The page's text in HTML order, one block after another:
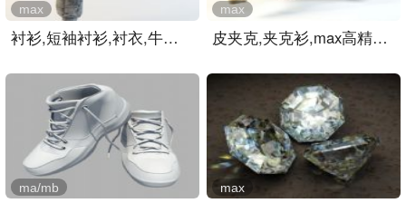
衬衫,短袖衬衫,衬衣,牛仔裤..
max
皮夹克,夹克衫,max高精度衣..
max
ma/mb max